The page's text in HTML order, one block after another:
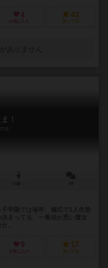
4
お気に入り
43
持ってる
！
学園では毎年、儀式で1人生贄
まってる、一番頭が悪い魔女
...
9
お気に入り
17
持ってる